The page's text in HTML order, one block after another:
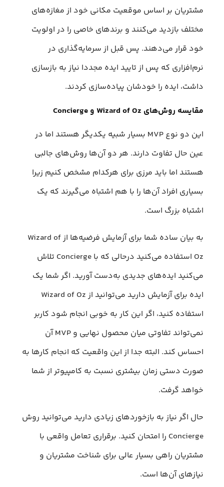
مشتریان بر اساس موقعیت مکانی خود از مغازه‌های
مختلف بازدید می‌کنند و برندهای خاصی را در اولویت
خود قرار می‌دهند. پس قبل از سرمایه‌گذاری در
نرم‌افزاری که پس از تایید ایده مجددا نیاز به بازسازی
داشت، ایده را خودشان پیاده‌سازی کردند.
مقایسه روش‌های Wizard of Oz و Concierge
این دو نوع MVP بسیار شبیه یکدیگر هستند اما در
عین حال تفاوت دارند. هر دو آن‌ها روش‌های جالبی
هستند اما باید مرزی برای هرکدام مشخص کنیم زیرا
بسیاری افراد آن‌ها را با هم اشتباه می‌گیرند که یک
اشتباه بزرگ است.
به بیان ساده شما برای آزمایش فرضیه‌ها از Wizard of
Oz استفاده می‌کنید درحالی که با Concierge تلاش
می‌کنید ایده‌های جدیدی به‌دست آورید. اگر شما یک
ایده برای آزمایش دارید می‌توانید از Wizard of Oz
استفاده کنید، اگر این کار به خوبی انجام شود کاربر
نمی‌تواند تفاوتی میان محصول نهایی و MVP آن
احساس کند. البته جدا از این واقعیت که انجام کارها به
صورت دستی زمان بیشتری نسبت به کامپیوتر از شما
خواهد گرفت.
حال اگر نیاز به بازخوردهای زیادی دارید می‌توانید روش
Concierge را امتحان کنید. برقراری تعامل واقعی با
مشتریان راهی بسیار عالی برای شناخت مشتریان و
نیازهای آن‌ها است.